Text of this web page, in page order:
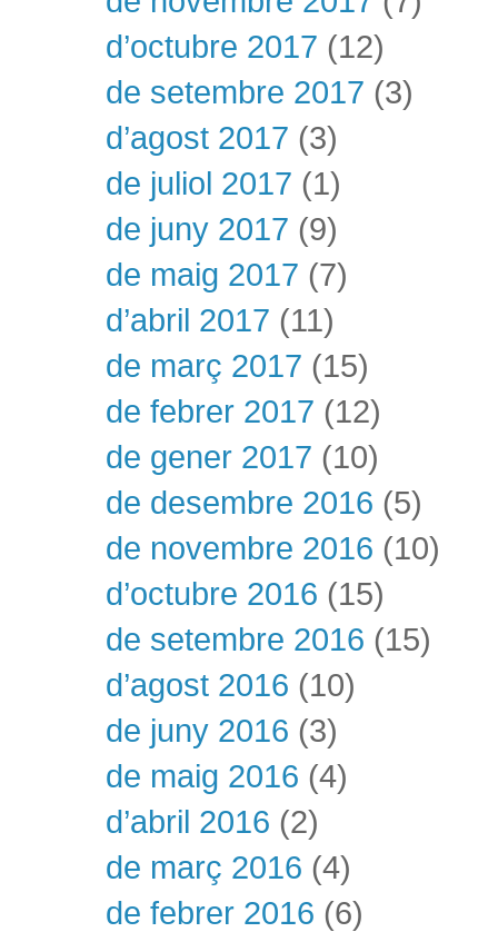
d’octubre 2017 (12)
de setembre 2017 (3)
d’agost 2017 (3)
de juliol 2017 (1)
de juny 2017 (9)
de maig 2017 (7)
d’abril 2017 (11)
de març 2017 (15)
de febrer 2017 (12)
de gener 2017 (10)
de desembre 2016 (5)
de novembre 2016 (10)
d’octubre 2016 (15)
de setembre 2016 (15)
d’agost 2016 (10)
de juny 2016 (3)
de maig 2016 (4)
d’abril 2016 (2)
de març 2016 (4)
de febrer 2016 (6)